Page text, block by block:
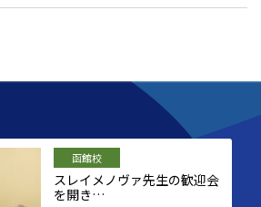
函館校
スレイメノヴァ先生の歓迎会
を開き…